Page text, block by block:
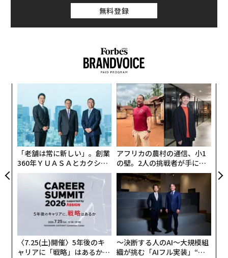
無料登録
「老舗は常に新しい」。創業
360年ＹＵＡＳＡとカクシン
CEO田尻望が語る、AIを超え
る人の価値
アフリカの農村の通信、小1
の壁。2人の挑戦者が手にし
た「次なる武器」
〈7.25(土)開催〉5年後のキ
ャリアに「戦略」はあるか。
〜決断する人のAI〜大規模組
織が挑む「AIフル実装」“使